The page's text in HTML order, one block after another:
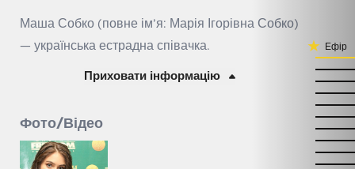
Маша Собко (повне ім’я: Марія Ігорівна Собко)
— українська естрадна співачка.
Приховати інформацію
Фото/Відео
Ефір